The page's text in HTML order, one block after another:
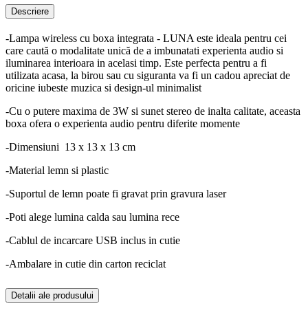
Descriere
-Lampa wireless cu boxa integrata - LUNA este ideala pentru cei
care caută o modalitate unică de a imbunatati experienta audio si
iluminarea interioara in acelasi timp. Este perfecta pentru a fi
utilizata acasa, la birou sau cu siguranta va fi un cadou apreciat de
oricine iubeste muzica si design-ul minimalist
-Cu o putere maxima de 3W si sunet stereo de inalta calitate, aceasta
boxa ofera o experienta audio pentru diferite momente
-Dimensiuni 13 x 13 x 13 cm
-Material lemn si plastic
-Suportul de lemn poate fi gravat prin gravura laser
-Poti alege lumina calda sau lumina rece
-Cablul de incarcare USB inclus in cutie
-Ambalare in cutie din carton reciclat
Detalii ale produsului